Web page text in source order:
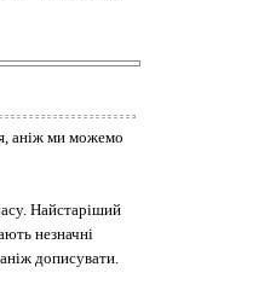
аніж ми можемо
Найстаріший
незначні
дописувати.